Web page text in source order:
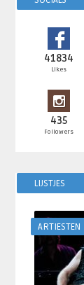
41834
Likes
435
Followers
LIJSTJES
ARTIESTEN